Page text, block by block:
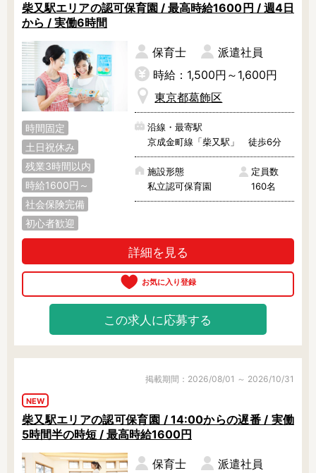
柴又駅エリアの認可保育園 / 最高時給1600円 / 週4日
から / 実働6時間
時間固定
土日祝休み
残業3時間以内
時給1600円～
社会保険完備
初心者歓迎
保育士
派遣社員
時給：1,500円～1,600円
東京都葛飾区
沿線・最寄駅
京成金町線「柴又駅」 徒歩6分
施設形態
私立認可保育園
定員数
160名
詳細を見る
この求人に応募する
掲載期間：2026/08/01 ～ 2026/10/31
NEW
柴又駅エリアの認可保育園 / 14:00からの遅番 / 実働
5時間半の時短 / 最高時給1600円
保育士 派遣社員